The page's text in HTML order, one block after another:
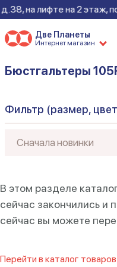
на лифте на 2 этаж,
Две Планеты
Интернет магазин
Бюстгальтеры
Фильтр (размер,
В этом разделе
сейчас закончились и
сейчас вы можете
Перейти в каталог